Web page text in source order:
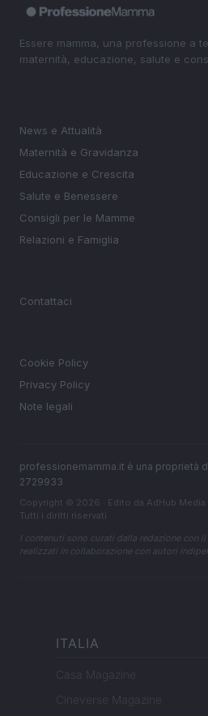
Essere mamma, una professione a
maternità, educazione, salute e
News e Attualità
Maternità e Gravidanza
Educazione e Crescita
Salute e Benessere
Consigli per le Mamme
Relazioni e Famiglia
Contattaci
Cookie Policy
Privacy Policy
Note legali
professionemamma.it è una proprietà
2729933
Copyright © 2026 · Edito da AdHub
Tutti i diritti riservati
I contenuti sono curati dalla redazione con
realizzati in collaborazione con autori
ITALIA
Casa Magazine
Cineverse Magazine